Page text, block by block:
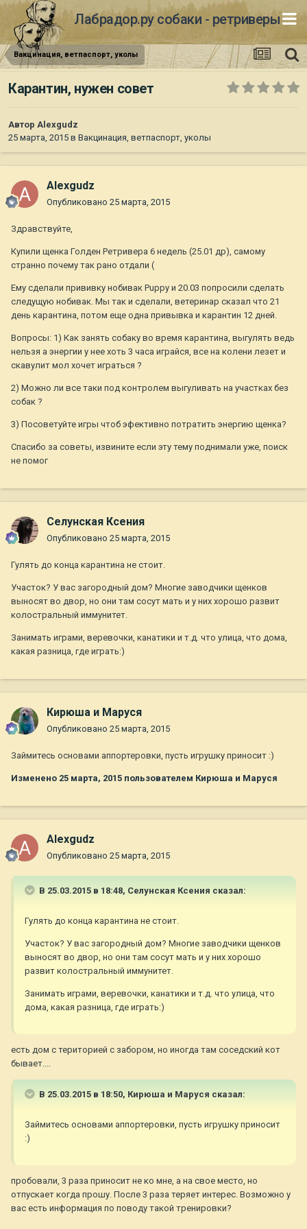
Лабрадор.ру собаки - ретриверы
Вакцинация, ветпаспорт, уколы
Карантин, нужен совет
Автор Alexgudz
25 марта, 2015 в Вакцинация, ветпаспорт, уколы
Alexgudz
Опубликовано 25 марта, 2015
Здравствуйте,
Купили щенка Голден Ретривера 6 недель (25.01 др), самому
странно почему так рано отдали (
Ему сделали прививку нобивак Puppy и 20.03 попросили сделать
следущую нобивак. Мы так и сделали, ветеринар сказал что 21
день карантина, потом еще одна привывка и карантин 12 дней.
Вопросы: 1) Как занять собаку во время карантина, выгулять ведь
нельзя а энергии у нее хоть 3 часа играйся, все на колени лезет и
скавулит мол хочет играться ?
2) Можно ли все таки под контролем выгуливать на участках без
собак ?
3) Посоветуйте игры чтоб эфективно потратить энергию щенка?
Спасибо за советы, извините если эту тему поднимали уже, поиск
не помог
Селунская Ксения
Опубликовано 25 марта, 2015
Гулять до конца карантина не стоит.
Участок? У вас загородный дом? Многие заводчики щенков
выносят во двор, но они там сосут мать и у них хорошо развит
колостральный иммунитет.
Занимать играми, веревочки, канатики и т.д. что улица, что дома,
какая разница, где играть:)
Кирюша и Маруся
Опубликовано 25 марта, 2015
Займитесь основами аппортеровки, пусть игрушку приносит :)
Изменено 25 марта, 2015 пользователем Кирюша и Маруся
Alexgudz
Опубликовано 25 марта, 2015
В 25.03.2015 в 18:48, Селунская Ксения сказал:
Гулять до конца карантина не стоит.
Участок? У вас загородный дом? Многие заводчики щенков
выносят во двор, но они там сосут мать и у них хорошо
развит колостральный иммунитет.
Занимать играми, веревочки, канатики и т.д. что улица, что
дома, какая разница, где играть:)
есть дом с територией с забором, но иногда там соседский кот
бывает....
В 25.03.2015 в 18:50, Кирюша и Маруся сказал:
Займитесь основами аппортеровки, пусть игрушку приносит
:)
пробовали, 3 раза приносит не ко мне, а на свое место, но
отпускает когда прошу. После 3 раза теряет интерес. Возможно у
вас есть информация по поводу такой тренировки?